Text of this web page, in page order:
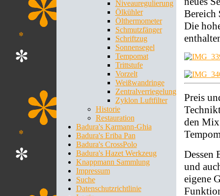
Niveauregulierung
Ölkühler
Ölthermometer
Schmutzfänger
Schriftzug
Sonnensegel
Tempomat
Trittstufe
Vorzelt
Weißwandringe
Zentralverriegelung
Zyklon Luftfilter
Historie
Restauration
Badura's Karmann-Ghia
Badura's Eriba Pan
Badura's CrossPolo
Badura's Hazet Werkzeug
Knappmann Sammlung
Impressum
Suche
Datenschutzrichtlinie
Bereich
Die
Preis
den
Dessen
und
eigene